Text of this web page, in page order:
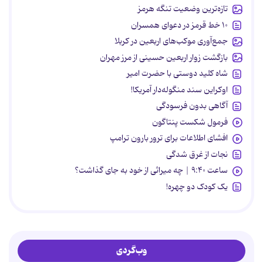
تازه‌ترین وضعیت تنگه هرمز
۱۰ خط قرمز در دعوای همسران
جمع‌آوری موکب‌های اربعین در کربلا
بازگشت زوار اربعین حسینی از مرز مهران
شاه کلید دوستی با حضرت امیر
اوکراین سند منگوله‌دار آمریکا!
آگاهی بدون فرسودگی
فرمول شکست پنتاگون
افشای اطلاعات برای ترور بارون ترامپ
نجات از غرق شدگی
ساعت ۹:۴۰ | چه میراثی از خود به جای گذاشت؟
یک کودک دو چهره!
وب‌گردی